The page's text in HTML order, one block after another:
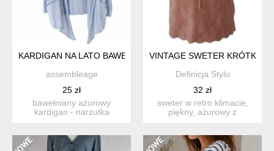
KARDIGAN NA LATO BAWEŁNIANY BŁĘKITNY NARZUTKA
assembleage
25 zł
bawełniany ażurowy
kardigan - narzutka
VINTAGE SWETER KRÓTKI
Definicja Stylu
32 zł
sweter w retro klimacie,
piękny, ażurowy z